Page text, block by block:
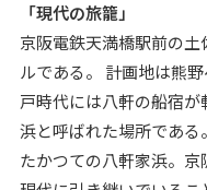
「現代の旅籠」
京阪電鉄天満橋駅前の
ルである。 計画地は熊
戸時代には八軒の船宿
浜と呼ばれた場所であ
たかつての八軒家浜。